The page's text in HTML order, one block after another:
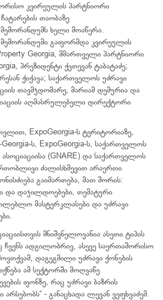
კვირეულის პარტნიორი
თაობაზე
ხელი მოაწერა.
გაფორმდა კვირეულის
Georgia, მმართველი პარტნიორი
პრეზიდენტი ქეთევან ტაბატაძე;
ქიქავა; საქართველოს უძრავი
თავმჯდომარე, მარიამ დემურია და
აღმასრულებელი დირექტორი
ExpoGeorgia-ს ტერიტორიაზე,
ს, ExpoGeorgia-ს, საქართველოს
(GNARE) და საქართველოს
ძალისხმევით არაერთი
გაიმართება, მათ შორის:
და დაჯილდოებები, თემატური
მასტერკლასები და უძრავი
მნიშვნელოვანია ასეთი ტიპის
ადგილობრივ, ასევე საერთაშორისო
დაგეგმილი უძრავი ქონების
ამ სექტორში მოღვაწე
ფონზე, რაც უძრავი ბაზრის
- განაცხადა ლევან ვეფხვაძემ.